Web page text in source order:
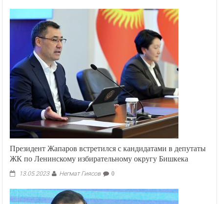
Президент Жапаров встретился с кандидатами в депутаты
ЖК по Ленинскому избирательному округу Бишкека
13.05.2023 Негмат Гиясов 0